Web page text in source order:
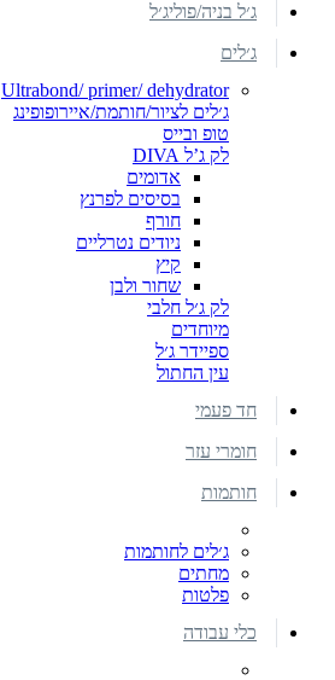
ג׳ל בניה/פוליג׳ל
ג׳לים
Ultrabond/ primer/ dehydrator
ג׳לים לציור/חותמת/איירופופינג
טופ ובייס
לק ג’ל DIVA
אדומים
בסיסים לפרנץ
חורף
ניודים נטרליים
קיץ
שחור ולבן
לק ג׳ל חלבי
מיוחדים
ספיידר ג׳ל
עין החתול
חד פעמי
חומרי עזר
חותמות
ג׳לים לחותמות
מחתים
פלטות
כלי עבודה